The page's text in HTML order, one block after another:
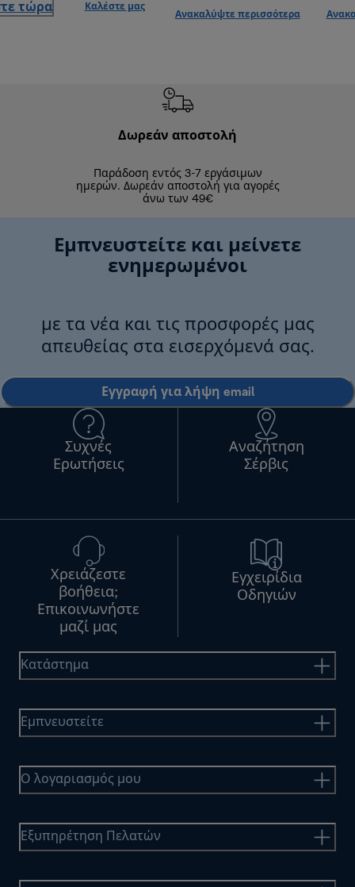
τώρα Καλέστε μας
Ανακαλύψτε περισσότερα
Δωρεάν αποστολή
Παράδοση εντός 3-7 εργάσιμων
ημερών. Δωρεάν αποστολή για αγορές
άνω των 49€
Εμπνευστείτε και μείνετε
ενημερωμένοι
με τα νέα και τις προσφορές μας
απευθείας στα εισερχόμενά σας.
Εγγραφή για λήψη email
Συχνές
Ερωτήσεις
Αναζήτηση
Σέρβις
Χρειάζεστε
βοήθεια;
Επικοινωνήστε
μαζί μας
Εγχειρίδια
Οδηγιών
Κατάστημα
Εμπνευστείτε
Ο λογαριασμός μου
Εξυπηρέτηση Πελατών